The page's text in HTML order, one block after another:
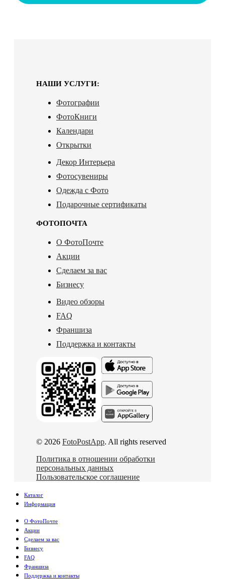
НАШИ УСЛУГИ:
Фотографии
ФотоКниги
Календари
Открытки
Декор Интерьера
Фотосувениры
Одежда с Фото
Подарочные сертификаты
ФОТОПОЧТА
О ФотоПочте
Акции
Сделаем за вас
Бизнесу
Видео обзоры
FAQ
Франшиза
Поддержка и контакты
© 2026 FotoPostApp. All rights reserved
Политика в отношении обработки
персональных данных
Пользовательское соглашение
Каталог
Информация
О ФотоПочте
Акции
Сделаем за вас
Бизнесу
FAQ
Франшиза
Поддержка и контакты